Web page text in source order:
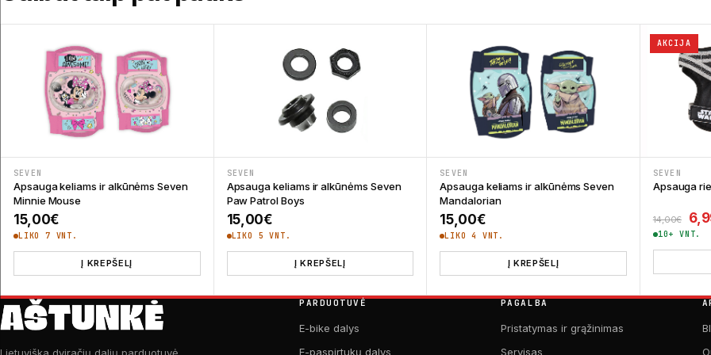
SEVEN
Apsauga keliams ir alkūnėms Seven
Minnie Mouse
15,00€
LIKO 7 VNT.
Į KREPŠELĮ
SEVEN
Apsauga keliams ir alkūnėms Seven
Paw Patrol Boys
15,00€
LIKO 5 VNT.
Į KREPŠELĮ
SEVEN
Apsauga keliams ir alkūnėms Seven
Mandalorian
15,00€
LIKO 4 VNT.
Į KREPŠELĮ
AKCIJA
SEVEN
Apsauga
14,00€
10+ VNT.
PARDUOTUVĖ
E-bike dalys
E-paspirtukų dalys
PAGALBA
Pristatymas ir grąžinimas
Servisas